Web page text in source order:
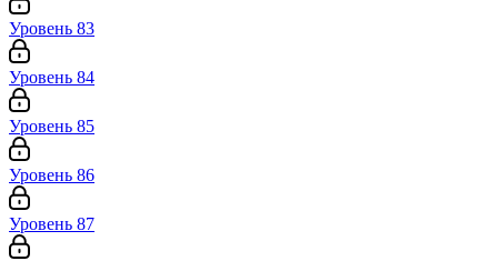
Уровень 83
Уровень 84
Уровень 85
Уровень 86
Уровень 87